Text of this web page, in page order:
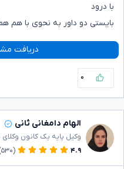
با درود
بایستی دو داور به نحوی با هم
دریافت
۰
الهام دامغانی ثانی
وکیل پایه یک کانون وکلای
۴.۹
(۵۳۰)